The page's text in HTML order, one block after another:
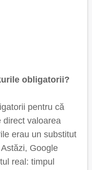
obligatorii?
pentru că
direct valoarea
erau un substitut
Google
real: timpul